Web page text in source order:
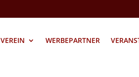
VEREIN WERBEPARTNER